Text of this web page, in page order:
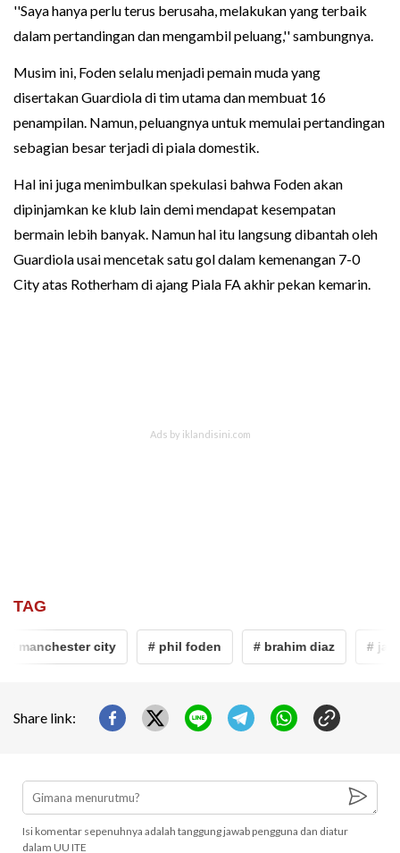
''Saya hanya perlu terus berusaha, melakukan yang terbaik
dalam pertandingan dan mengambil peluang,'' sambungnya.
Musim ini, Foden selalu menjadi pemain muda yang
disertakan Guardiola di tim utama dan membuat 16
penampilan. Namun, peluangnya untuk memulai pertandingan
sebagian besar terjadi di piala domestik.
Hal ini juga menimbulkan spekulasi bahwa Foden akan
dipinjamkan ke klub lain demi mendapat kesempatan
bermain lebih banyak. Namun hal itu langsung dibantah oleh
Guardiola usai mencetak satu gol dalam kemenangan 7-0
City atas Rotherham di ajang Piala FA akhir pekan kemarin.
TAG
# manchester city # phil foden # brahim diaz #
Share link:
Isi komentar sepenuhnya adalah tanggung jawab pengguna dan diatur
dalam UU ITE